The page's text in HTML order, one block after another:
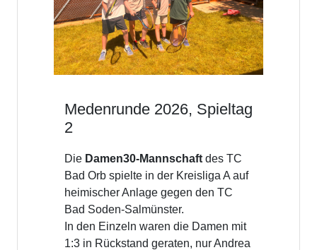
Medenrunde 2026, Spieltag
2
Die Damen30-Mannschaftdes TC
Bad Orb spielte in der Kreisliga A auf
heimischer Anlage gegen den TC
Bad Soden-Salmünster.
In den Einzeln waren die Damen mit
1:3 in Rückstand geraten, nur Andrea